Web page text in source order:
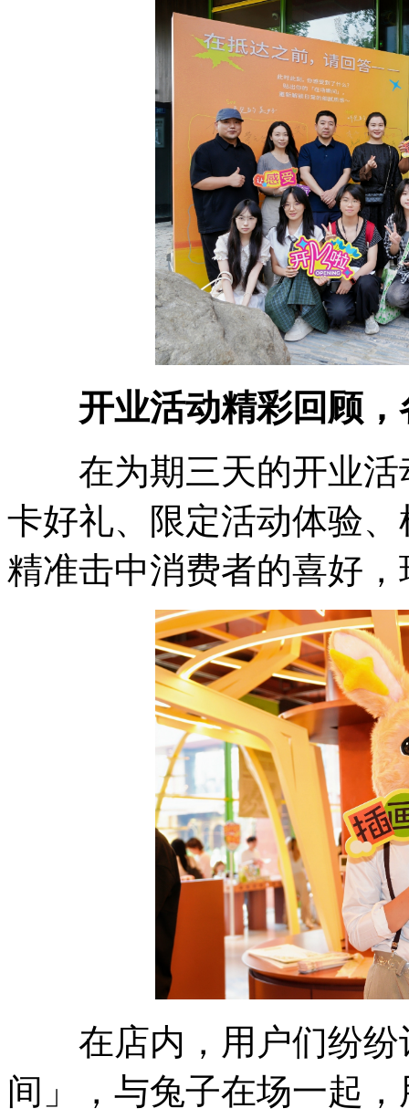
开业活动精彩回顾
在为期三天的开业活
卡好礼、限定活动体验
精准击中消费者的喜好
在店内，用户们纷纷
间」，与兔子在场一起